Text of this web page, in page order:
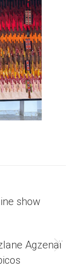
show
Agzenaï